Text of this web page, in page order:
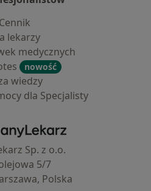
Cennik
lekarzy
medycznych
nowość
wiedzy
dla Specjalisty
ZnanyLekarz - Strona główna
Sp. z o.o.
5/7
Polska